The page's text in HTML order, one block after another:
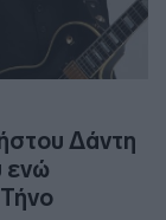
Δάντη
ενώ
Τήνο